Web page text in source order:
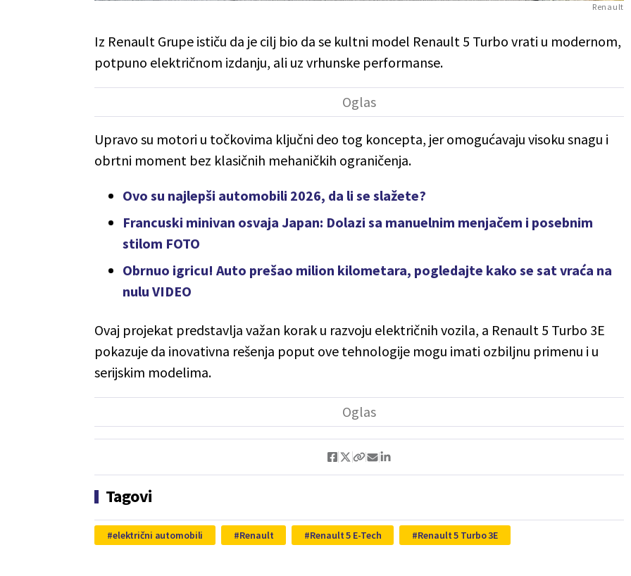
Renault
Iz Renault Grupe ističu da je cilj bio da se kultni model Renault 5 Turbo vrati u modernom,
potpuno električnom izdanju, ali uz vrhunske performanse.
Upravo su motori u točkovima ključni deo tog koncepta, jer omogućavaju visoku snagu i
obrtni moment bez klasičnih mehaničkih ograničenja.
Ovo su najlepši automobili 2026, da li se slažete?
Francuski minivan osvaja Japan: Dolazi sa manuelnim menjačem i posebnim
stilom FOTO
Obrnuo igricu! Auto prešao milion kilometara, pogledajte kako se sat vraća na
nulu VIDEO
Ovaj projekat predstavlja važan korak u razvoju električnih vozila, a Renault 5 Turbo 3E
pokazuje da inovativna rešenja poput ove tehnologije mogu imati ozbiljnu primenu i u
serijskim modelima.
Tagovi
električni automobili Renault Renault 5 E-Tech Renault 5 Turbo 3E